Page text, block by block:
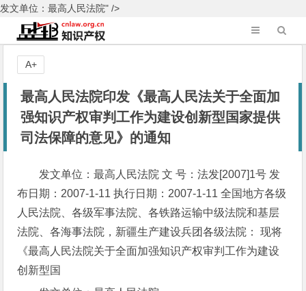
发文单位：最高人民法院" />
最高人民法院印发《最高人民法关于全面加
强知识产权审判工作为建设创新型国家提供
司法保障的意见》的通知
发文单位：最高人民法院 文 号：法发[2007]1号 发
布日期：2007-1-11 执行日期：2007-1-11 全国地方各级
人民法院、各级军事法院、各铁路运输中级法院和基层
法院、各海事法院，新疆生产建设兵团各级法院： 现将
《最高人民法院关于全面加强知识产权审判工作为建设
创新型国
A+